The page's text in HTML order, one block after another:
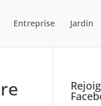
Entreprise Jardin